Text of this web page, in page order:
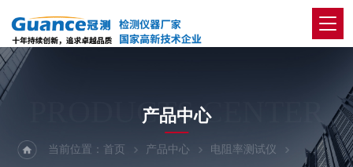
PRODUCTS CENTER
产品中心
当前位置：首页 产品中心 电阻率测试仪 全自动绝